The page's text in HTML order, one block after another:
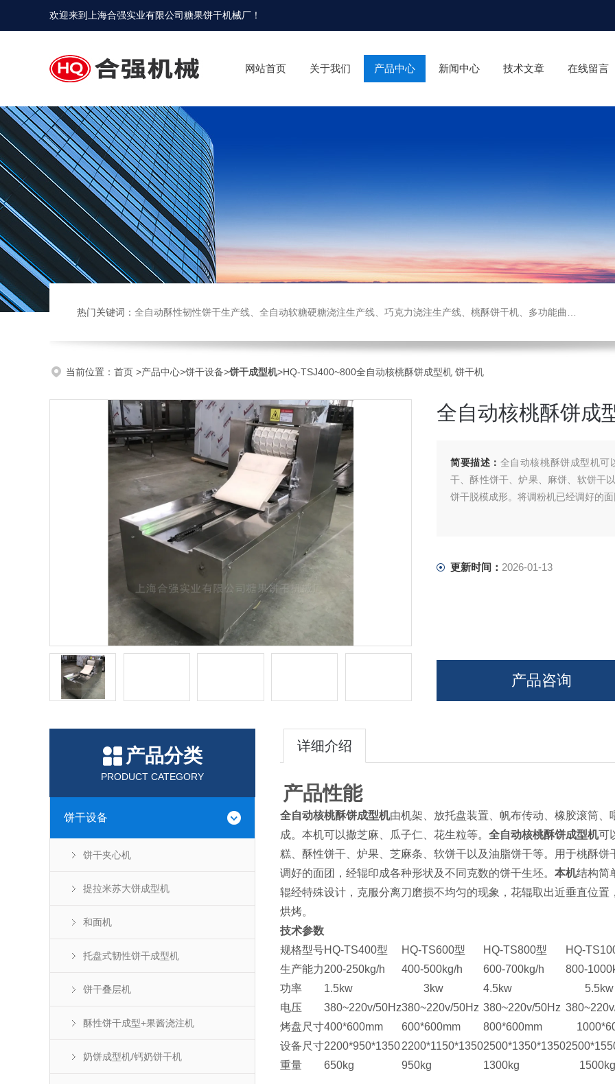
欢迎来到 上海合强实业有限公司糖果饼干机械厂 ！
网站首页 关于我们 产品中心 新闻中心 技术文章 在线留言
热门关键词： 全自动酥性韧性饼干生产线、全自动软糖硬糖浇注生产线、巧克力浇注生产线、桃酥饼干机、多功能曲奇机、热风旋转炉、蛋糕成型机、全自动蛋卷生产线、月饼生产线、压缩饼干机、小型糖果浇注机、威化机、隧道链条炉、钢带烤炉等食品机械，欢迎您咨询选购！
当前位置： 首页 >产品中心>饼干设备>饼干成型机>HQ-TSJ400~800全自动核桃酥饼成型机 饼干机
全自动核桃酥饼成
简要描述： 全自动核桃酥饼成型机可
干、酥性饼干、炉果、麻饼、软饼干
饼干脱模成形。将调粉机已经调好的
更新时间： 2026-01-13
产品咨询
产品分类
PRODUCT CATEGORY
饼干设备
饼干夹心机
提拉米苏大饼成型机
和面机
托盘式韧性饼干成型机
饼干叠层机
酥性饼干成型+果酱浇注机
奶饼成型机/钙奶饼干机
详细介绍
产品性能
全自动核桃酥饼成型机由机架、放托盘装置、帆布传动、橡胶滚筒
成。本机可以撒芝麻、瓜子仁、花生粒等。 全自动核桃酥饼成型机可
糕、酥性饼干、炉果、芝麻条、软饼干以及油脂饼干等。
用于桃酥饼
调好的面团，经辊印成各种形状及不同克数的饼干生坯。 本机结构简
辊经特殊设计，克服分离刀磨损不均匀的现象，花辊取出近垂直位置
烘烤。
技术参数
规格型号HQ-TS400型 HQ-TS600型 HQ-TS800型
HQ-
生产能力200-250kg/h 400-500kg/h 600-700kg/h
800-
功率
1.5kw 3kw 4.5kw
5.5kw
电压
380~220v/50Hz380~220v/50Hz 380~220v/50Hz
烤盘尺寸400*600mm 600*600mm 800*600mm
设备尺寸2200*950*13502200*1150*13502500*1350*1350
重量
650kg 950kg 1300kg 1500kg